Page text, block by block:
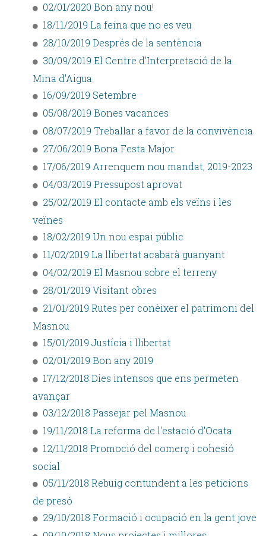
02/01/2020 Bon any nou!
18/11/2019 La feina que no es veu
28/10/2019 Després de la sentència
30/09/2019 El Centre d'Interpretació de la
Mina d'Aigua
16/09/2019 Setembre
05/08/2019 Bones vacances
08/07/2019 Treballar a favor de la convivència
27/06/2019 Bona Festa Major
17/06/2019 Arrenquem nou mandat, 2019-2023
04/03/2019 Pressupost aprovat
25/02/2019 El contacte amb els veïns i les
veïnes
18/02/2019 Un nou espai públic
11/02/2019 La llibertat acabarà guanyant
04/02/2019 El Masnou sobre el terreny
28/01/2019 Visitant obres
21/01/2019 Rutes per conèixer el patrimoni del
Masnou
15/01/2019 Justícia i llibertat
02/01/2019 Bon any 2019
17/12/2018 Dies intensos que ens permeten
avançar
03/12/2018 Passejar pel Masnou
19/11/2018 La reforma de l'estació d'Ocata
12/11/2018 Promoció del comerç i cohesió
social
05/11/2018 Rebuig contundent a les peticions
de presó
29/10/2018 Formació i ocupació en la gent jove